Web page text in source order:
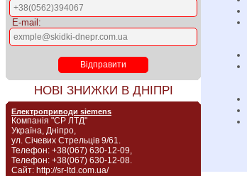
E-mail:
НОВІ ЗНИЖКИ В ДНІПРІ
Електроприводи siemens
Компанія "СР ЛТД"
Україна, Дніпро,
ул. Січевих Стрельців 9/61.
Телефон: +38(067) 630-12-09,
Телефон: +38(067) 630-12-08.
Сайт: http://sr-ltd.com.ua/